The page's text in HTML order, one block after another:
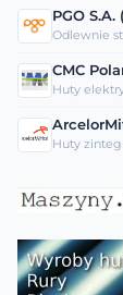
PGO
Odlewnie
CMC
Huty
Huty